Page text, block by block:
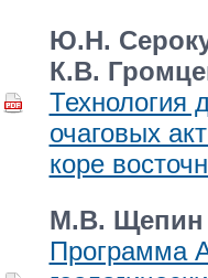
Ю.Н.
К.В.
Технология
очаговых
коре
М.В. Щепин
Программа